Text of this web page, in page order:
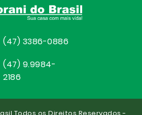
(47) 3386-0886
(47) 9.9984-
2186
Todos os Direitos Reservados -